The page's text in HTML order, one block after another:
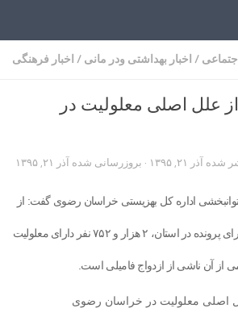
/ اخبار بهداشتی ودر مانی / اخبار فرهنگی
از علل اصلی معلولیت در
شده آذر ۲۱, ۱۳۹۵ · بروزرسانی شده آذر ۲۱, ۱۳۹۵
توانبخشی اداره کل بهزیستی خراسان رضوی گفت: از
مجموع ۱۰۰ هزار معلول دارای پرونده در استان، ۲ هزار و ۷۵۲ نفر دارای معلولیت
از آن ناشی از ازدواج فامیلی است.